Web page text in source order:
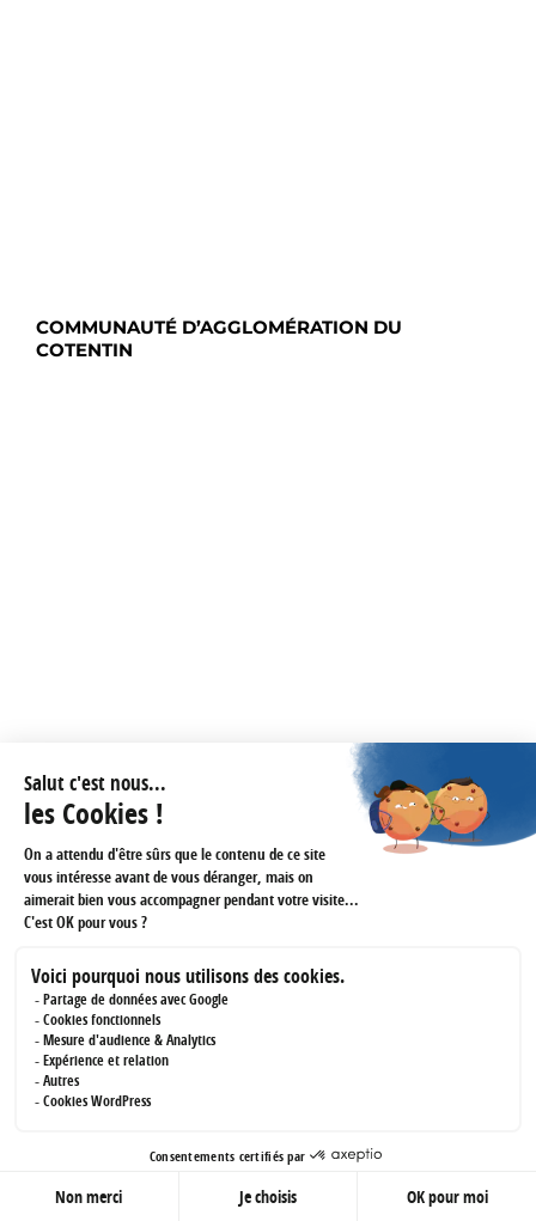
COMMUNAUTÉ D’AGGLOMÉRATION DU
COTENTIN
VILLE DE RAMBOUILLET